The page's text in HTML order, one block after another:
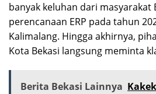
banyak keluhan dari masyarakat
perencanaan ERP pada tahun
Kalimalang. Hingga akhirnya,
Kota Bekasi langsung meminta
Berita Bekasi Lainnya